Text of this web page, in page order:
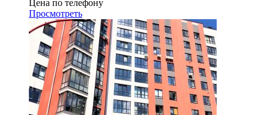
Цена по телефону
Просмотреть